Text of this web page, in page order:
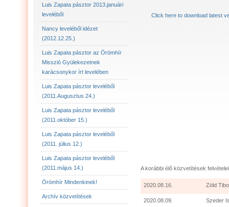
LUIS ZAPATA PÁSZTOR LEVELÉBŐL
LUIS ZAPATA PÁSZTOR AZ ÖRÖMHÍR MISSZIÓ
2012.12.25. NANCY LEVELÉBŐL IDÉZET:
Luis Zapata pásztor 2013.januári
leveléből
Nancy leveléből idézet
(2012.12.25.)
Luis Zapata pásztor az Örömhír
Misszió Gyülekezetnek
karácsonykor írt levelében
Luis Zapata pásztor leveléből
(2011.Augusztus 24.)
Luis Zapata pásztor leveléből
(2011.október 15.)
Luis Zapata pásztor leveléből
(2011. július 12.)
Luis Zapata pásztor leveléből
(2011.május 14.)
Örömhír Mindenkinek!
Archív közvetítések
Click here to download latest
A korábbi élő közvetítések
2020.08.16. Zöld
2020.08.09. Szeder